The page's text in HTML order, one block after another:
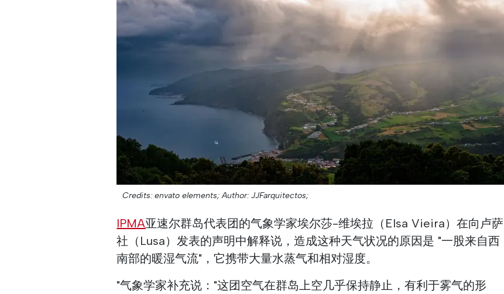
Credits: envato elements; Author: JJFarquitectos;
IPMA亚速尔群岛代表团的气象学家埃尔莎-维埃拉（Elsa Vieira）在向卢萨
社（Lusa）发表的声明中解释说，造成这种天气状况的原因是 "一股来自西
南部的暖湿气流"，它携带大量水蒸气和相对湿度。
"气象学家补充说："这团空气在群岛上空几乎保持静止，有利于雾气的形